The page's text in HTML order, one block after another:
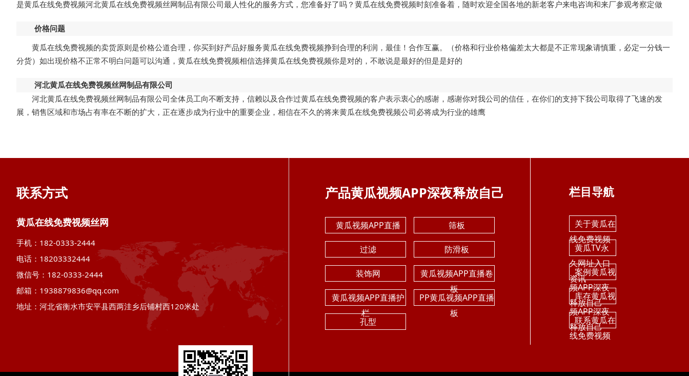
是黄瓜在线免费视频河北黄瓜在线免费视频丝网制品有限公司最人性化的服务方式，您准备好了吗？黄瓜在线免费视频时刻准备着，随时欢迎全国各地的新老客户来电咨询和来厂参观考察定做
价格问题
黄瓜在线免费视频的卖货原则是价格公道合理，你买到好产品好服务黄瓜在线免费视频挣到合理的利润，最佳！合作互赢。（价格和行业价格偏差太大都是不正常现象请慎重，必定一分钱一
分货）如出现价格不正常不明白问题可以沟通，黄瓜在线免费视频相信选择黄瓜在线免费视频你是对的，不敢说是最好的但是是好的
河北黄瓜在线免费视频丝网制品有限公司
河北黄瓜在线免费视频丝网制品有限公司全体员工向不断支持，信赖以及合作过黄瓜在线免费视频的客户表示衷心的感谢，感谢你对我公司的信任，在你们的支持下我公司取得了飞速的发
展，销售区域和市场占有率在不断的扩大，正在逐步成为行业中的重要企业，相信在不久的将来黄瓜在线免费视频公司必将成为行业的雄鹰
联系方式
黄瓜在线免费视频丝网
手机：182-0333-2444
电话：18203332444
微信号：182-0333-2444
邮箱：1938879836@qq.com
地址：河北省衡水市安平县西两洼乡后铺村西120米处
产品黄瓜视频APP深夜释放自己
黄瓜视频APP直播 筛板
过滤 防滑板
装饰网
黄瓜视频APP直播卷
板
黄瓜视频APP直播护
栏
PP黄瓜视频APP直播
板
孔型
栏目导航
关于黄瓜在
线免费视频
黄瓜TV永
久网址入口
资讯
案例黄瓜视
频APP深夜
释放自己
库存黄瓜视
频APP深夜
释放自己
联系黄瓜在
线免费视频